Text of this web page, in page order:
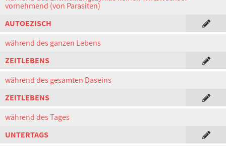
vornehmend (von Parasiten)
AUTOEZISCH
während des ganzen Lebens
ZEITLEBENS
während des gesamten Daseins
ZEITLEBENS
während des Tages
UNTERTAGS